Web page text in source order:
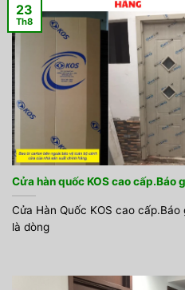
Cửa hàn quốc KOS cao cấp.Báo
Cửa Hàn Quốc KOS cao
là dòng
23
Th8